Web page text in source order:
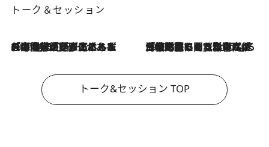
トーク＆セッション
2026.8.3
「今後値上げがあるとすれば…」「リスクがあるのは今年の冬」エネルギー専門家が語る、ホルムズ海峡封鎖が家庭にもたらす“ある心配” 2026.8.3
「住宅建てられない…」「サーチャージ料の高値が続いている」ホルムズ海峡封鎖による影響はいつまで続く？《エネルギー専門家に聞く“どうなる日本の暮らし”》
トーク&セッション TOP